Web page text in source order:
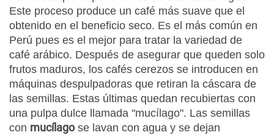
Este proceso produce un café más suave que el
obtenido en el beneficio seco. Es el más común en
Perú pues es el mejor para tratar la variedad de
café arábico. Después de asegurar que queden solo
frutos maduros, los cafés cerezos se introducen en
máquinas despulpadoras que retiran la cáscara de
las semillas. Estas últimas quedan recubiertas con
una pulpa dulce llamada "mucílago". Las semillas
con mucílagose lavan con agua y se dejan